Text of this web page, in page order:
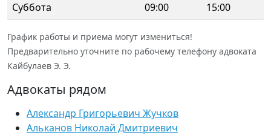
Суббота
09:00 15:00
График работы и приема могут измениться!
Предварительно уточните по рабочему телефону адвоката
Кайбулаев Э. Э.
Адвокаты рядом
Александр Григорьевич Жучков
Альканов Николай Дмитриевич